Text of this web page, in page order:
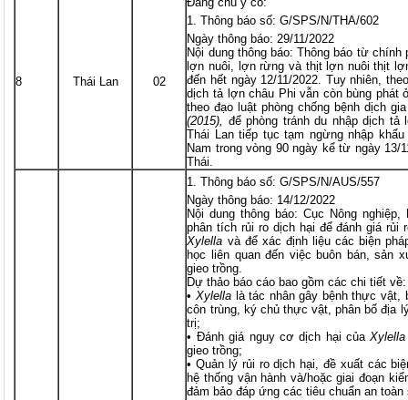
8 Thái Lan 02
Thông báo số: G/SPS/N/THA/602
Ngày thông báo: 29/11/2022
Nội dung thông báo: Thông báo từ
lợn nuôi, lợn rừng và thịt lợn nuôi thịt
đến hết ngày 12/11/2022. Tuy nhiên,
dịch tả lợn châu Phi vẫn còn bùng
theo đạo luật phòng chống bệnh dịch
(2015), để phòng tránh du nhập dịch
Thái Lan tiếp tục tạm ngừng nhập
Nam trong vòng 90 ngày kể từ ngày 13/
Thái.
Thông báo số: G/SPS/N/AUS/557
Ngày thông báo: 14/12/2022
Nội dung thông báo: Cục Nông
phân tích rủi ro dịch hại để đánh giá rủi
Xylella và để xác định liệu các biện
học liên quan đến việc buôn bán, sản
gieo trồng.
Dự thảo báo cáo bao gồm các chi tiết về:
•Xylella là tác nhân gây bệnh thực vật,
côn trùng, ký chủ thực vật, phân bố địa
trị;
• Đánh giá nguy cơ dịch hại củaXylella
gieo trồng;
• Quản lý rủi ro dịch hại, đề xuất các
hệ thống vận hành và/hoặc giai đoạn
đảm bảo đáp ứng các tiêu chuẩn an toàn